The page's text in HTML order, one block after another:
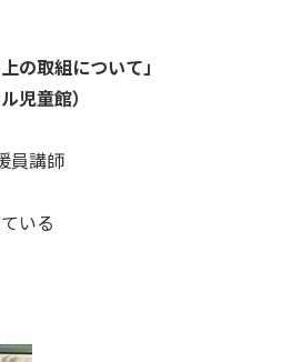
取組について」
童館）
員講師
いる